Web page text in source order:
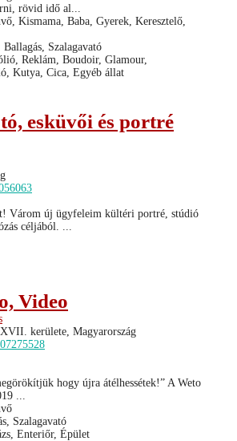
rövid idő al...
Kismama, Baba, Gyerek, Keresztelő,
Szalagavató
Reklám, Boudoir, Glamour,
Kutya, Cica, Egyéb állat
esküvői és portré
Várom új ügyfeleim kültéri portré, stúdió
céljából. ...
Video
kerülete, Magyarország
hogy újra átélhessétek!” A Weto
...
Szalagavató
Enteriőr, Épület